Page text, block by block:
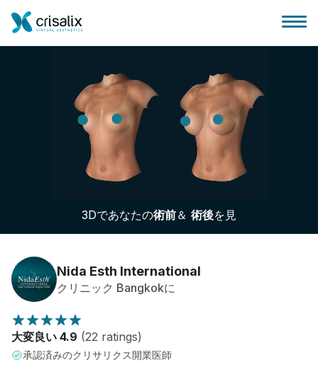
外科医ホーム
3Dビジネスプラットフォーム
サブスクリプションプラン
患者様のレビュー
3Dであなたの術前＆ 術後を見
Nida Esth International
クリニック Bangkokに
大変良い 4.9 (22 ratings)
承認済みのクリサリクス開業医師